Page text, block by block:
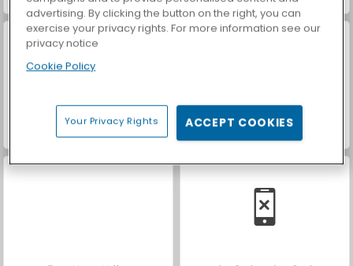
Hidden Object: Street of Secrets
advertising. By clicking the button on the right, you can
exercise your privacy rights. For more information see our
privacy notice
Cookie Policy
Your Privacy Rights ACCEPT COOKIES